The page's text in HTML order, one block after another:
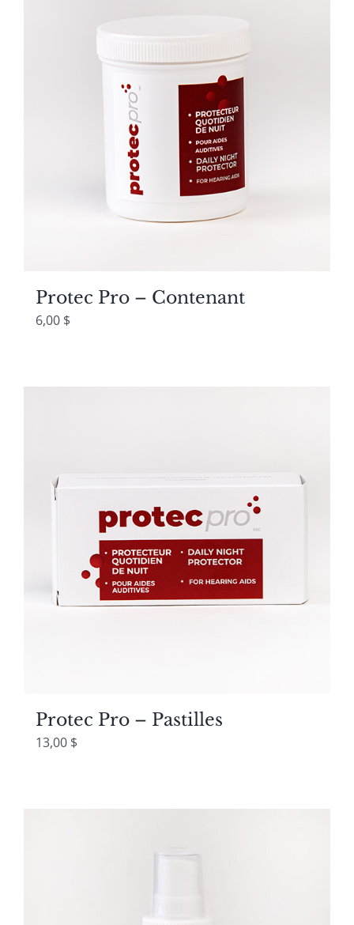
Protec Pro – Contenant
6,00 $
Protec Pro – Pastilles
13,00 $